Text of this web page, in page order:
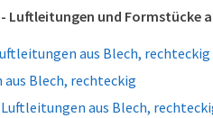
Luftleitungen und Formstücke
aus Blech, rechteckig
Blech, rechteckig
aus Blech,